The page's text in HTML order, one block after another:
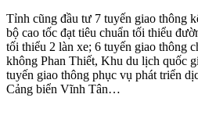
Tỉnh cũng đầu tư 7 tuyến giao thông
bộ cao tốc đạt tiêu chuẩn tối thiểu
tối thiểu 2 làn xe; 6 tuyến giao thông
không Phan Thiết, Khu du lịch quốc
tuyến giao thông phục vụ phát triển
Cảng biển Vĩnh Tân…